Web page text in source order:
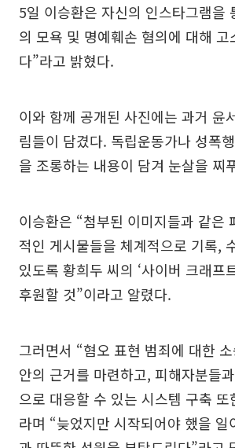
5일 이승환은 자신의 인스타그램을
의 모욕 및 명예훼손 혐의에 대해 고
다”라고 밝혔다.
이와 함께 공개된 사진에는 과거 윤
림들이 담겼다. 독립운동가나 성폭
을 조롱하는 내용이 담겨 눈살을 찌
이승환은 “첨부된 이미지들과 같은
적인 게시물들을 체계적으로 기록,
있도록 황희두 씨의 ‘사이버 크래프
후원할 것”이라고 알렸다.
그러면서 “혐오 표현 범죄에 대한
안의 근거를 마련하고, 피해자분들
으로 대응할 수 있는 시스템 구축 또
라며 “늦었지만 시작되어야 했을 일